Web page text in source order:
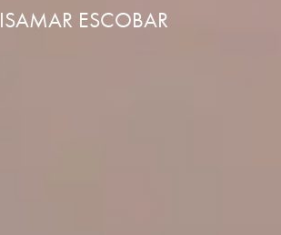
ISAMAR ESCOBAR